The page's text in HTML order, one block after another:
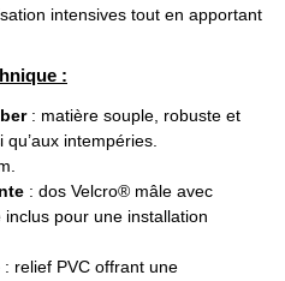
intensives tout en apportant
:
: matière souple, robuste et
qu’aux intempéries.
: dos Velcro® mâle avec
pour une installation
: relief PVC offrant une